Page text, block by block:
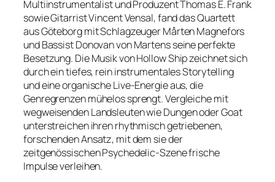
Multiinstrumentalist und Produzent Thomas E. Frank
sowie Gitarrist Vincent Vensal, fand das Quartett
aus Göteborg mit Schlagzeuger Mårten Magnefors
und Bassist Donovan von Martens seine perfekte
Besetzung. Die Musik von Hollow Ship zeichnet sich
durch ein tiefes, rein instrumentales Storytelling
und eine organische Live-Energie aus, die
Genregrenzen mühelos sprengt. Vergleiche mit
wegweisenden Landsleuten wie Dungen oder Goat
unterstreichen ihren rhythmisch getriebenen,
forschenden Ansatz, mit dem sie der
zeitgenössischen Psychedelic-Szene frische
Impulse verleihen.